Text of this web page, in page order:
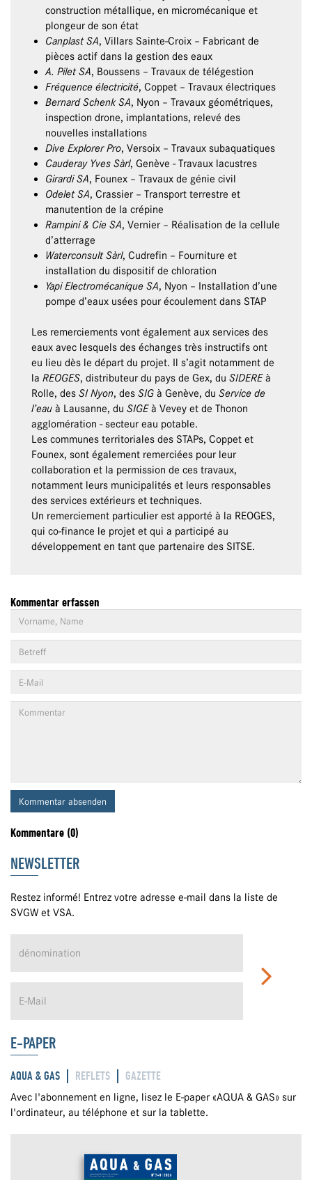
construction métallique, en micromécanique et
plongeur de son état
Canplast SA, Villars Sainte-Croix – Fabricant de
pièces actif dans la gestion des eaux
A. Pilet SA, Boussens – Travaux de télégestion
Fréquence électricité, Coppet – Travaux électriques
Bernard Schenk SA, Nyon – Travaux géométriques,
inspection drone, implantations, relevé des
nouvelles installations
Dive Explorer Pro, Versoix – Travaux subaquatiques
Cauderay Yves Sàrl, Genève - Travaux lacustres
Girardi SA, Founex – Travaux de génie civil
Odelet SA, Crassier – Transport terrestre et
manutention de la crépine
Rampini & Cie SA, Vernier – Réalisation de la cellule
d’atterrage
Waterconsult Sàrl, Cudrefin – Fourniture et
installation du dispositif de chloration
Yapi Electromécanique SA, Nyon – Installation d’une
pompe d’eaux usées pour écoulement dans STAP
Les remerciements vont également aux services des
eaux avec lesquels des échanges très instructifs ont
eu lieu dès le départ du projet. Il s’agit notamment de
la REOGES, distributeur du pays de Gex, du SIDEREà
Rolle, des SI Nyon, des SIG à Genève, du Service de
l’eau à Lausanne, du SIGEà Vevey et de Thonon
agglomération - secteur eau potable.
Les communes territoriales des STAPs, Coppet et
Founex, sont également remerciées pour leur
collaboration et la permission de ces travaux,
notamment leurs municipalités et leurs responsables
des services extérieurs et techniques.
Un remerciement particulier est apporté à la REOGES,
qui co-finance le projet et qui a participé au
développement en tant que partenaire des SITSE.
Kommentar erfassen
Kommentar absenden
Kommentare (0)
NEWSLETTER
Restez informé! Entrez votre adresse e-mail dans la liste de
SVGW et VSA.
E-PAPER
AQUA & GAS REFLETS GAZETTE
Avec l'abonnement en ligne, lisez le E-paper «AQUA & GAS» sur
l'ordinateur, au téléphone et sur la tablette.